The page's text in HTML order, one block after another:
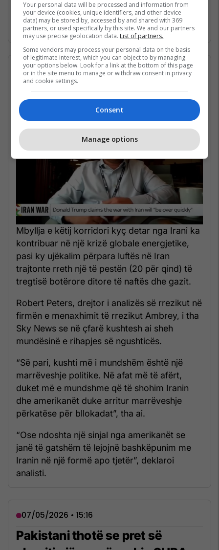
Gjirin Persik dhe nuk janë në gjendje të arrijnë
në det të hapur për shkak të bllokadës
iraniane. /Telegrafi/
07/05/2026 • 16:19
Në çfarë kushtesh mund të
rihapet Ngushtica e Hormuzit?
Mbyllja e këtij korridori kyç detar nga Irani ka
kontribuar në një krizë globale energjetike,
pasi ky ujëkalim përpara luftës në Iran
trajtonte rreth një të pestën (20 për qind) të
tregtisë botërore ditore të naftës dhe gazit.
Robert Peters, drejtor i analizës së rrezikut në
firmën e menaxhimit të rrezikut Ambrey, i tha
Sky News se në çfarë kushtesh ai sheh
mundësinë e rihapjes së ngushticës.
“Së pari, kushti më i mundshëm është një
marrëveshje politike. Në afat më të afërt,
duket më e mundshme që të shohim Iranin
dhe amerikanët duke arritur marrëveshje
përkatëse për bllokadat”, tha ai.
“Ose ndoshta një sinjal nga amerikanët se
janë të gatshëm të lejojnë bashkëpunim me
Iranin në një formë apo tjetër”, deklaroi
analisti.
07/05/2026 • 15:16
Pakistani thotë se pret së
Your personal data will be processed and information from
your device (cookies, unique identifiers, and other device
data) may be stored by, accessed by and shared with 369
partners, or used specifically by this site. We and our partners
may use precise geolocation data. List of partners.
Some vendors may process your personal data on the basis
of legitimate interest, which you can object to by managing
your options below. Look for a link at the bottom of this page
or in the site menu to manage or withdraw consent in privacy
and cookie settings.
Consent
Manage options